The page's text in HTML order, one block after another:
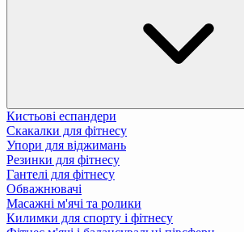
Кистьові еспандери
Скакалки для фітнесу
Упори для віджимань
Резинки для фітнесу
Гантелі для фітнесу
Обважнювачі
Масажні м'ячі та ролики
Килимки для спорту і фітнесу